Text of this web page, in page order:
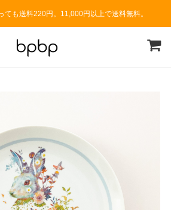
ても送料220円。11,000円以上で送料無料。